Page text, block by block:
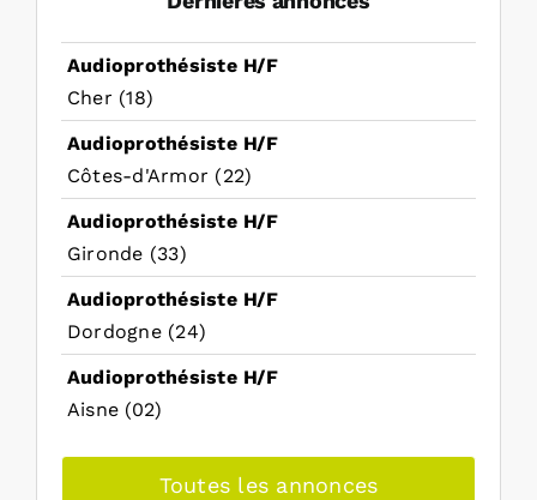
Audioprothésiste H/F
Cher (18)
Audioprothésiste H/F
Côtes-d'Armor (22)
Audioprothésiste H/F
Gironde (33)
Audioprothésiste H/F
Dordogne (24)
Audioprothésiste H/F
Aisne (02)
Toutes les annonces